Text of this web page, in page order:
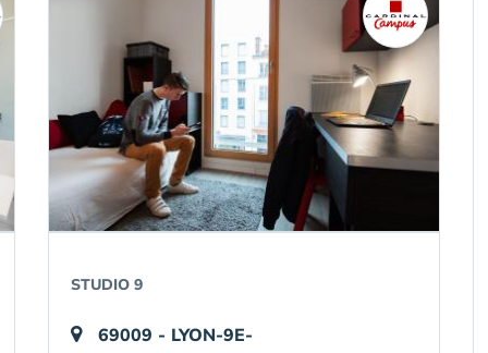
STUDIO 9
69009 - LYON-9E-